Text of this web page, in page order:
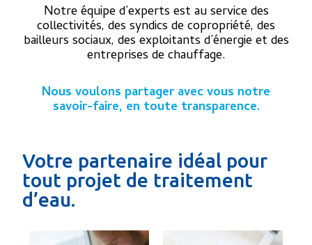
Notre équipe d’experts est au service des
collectivités, des syndics de copropriété, des
bailleurs sociaux, des exploitants d’énergie et des
entreprises de chauffage.
Nous voulons partager avec vous notre
savoir-faire, en toute transparence.
Votre partenaire idéal pour
tout projet de traitement
d’eau.